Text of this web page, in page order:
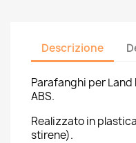
Descrizione
Parafanghi per
ABS.
Realizzato in
stirene).